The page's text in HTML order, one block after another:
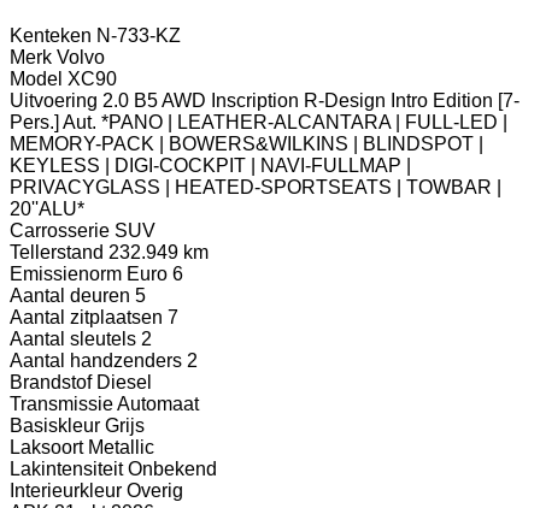
Kenteken N-733-KZ
Merk Volvo
Model XC90
Uitvoering 2.0 B5 AWD Inscription R-Design Intro Edition [7-
Pers.] Aut. *PANO | LEATHER-ALCANTARA | FULL-LED |
MEMORY-PACK | BOWERS&WILKINS | BLINDSPOT |
KEYLESS | DIGI-COCKPIT | NAVI-FULLMAP |
PRIVACYGLASS | HEATED-SPORTSEATS | TOWBAR |
20''ALU*
Carrosserie SUV
Tellerstand 232.949 km
Emissienorm Euro 6
Aantal deuren 5
Aantal zitplaatsen 7
Aantal sleutels 2
Aantal handzenders 2
Brandstof Diesel
TransmissieAutomaat
Basiskleur Grijs
Laksoort Metallic
Lakintensiteit Onbekend
Interieurkleur Overig